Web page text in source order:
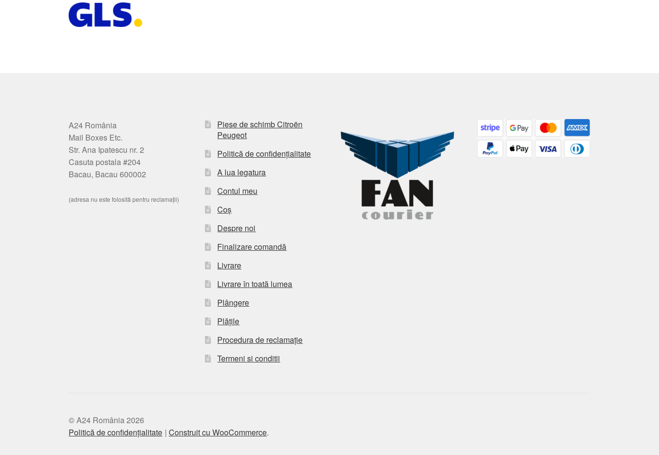
A24 România
Mail Boxes Etc.
Str. Ana Ipatescu nr. 2
Casuta postala #204
Bacau, Bacau 600002
(adresa nu este folosită pentru reclamații)
Piese de schimb Citroën
Peugeot
Politică de confidențialitate
A lua legatura
Contul meu
Coș
Despre noi
Finalizare comandă
Livrare
Livrare în toată lumea
Plângere
Plățile
Procedura de reclamație
Termeni si conditii
© A24 România 2026
Politică de confidențialitate Construit cu WooCommerce.